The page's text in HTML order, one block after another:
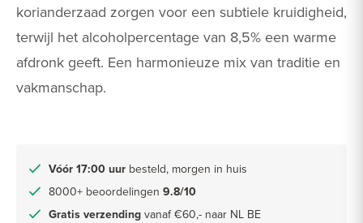
korianderzaad zorgen voor een subtiele kruidigheid,
terwijl het alcoholpercentage van 8,5% een warme
afdronk geeft. Een harmonieuze mix van traditie en
vakmanschap.
Vóór 17:00 uur besteld, morgen in huis
8000+ beoordelingen 9.8/10
Gratis verzending vanaf €60,- naar NL BE